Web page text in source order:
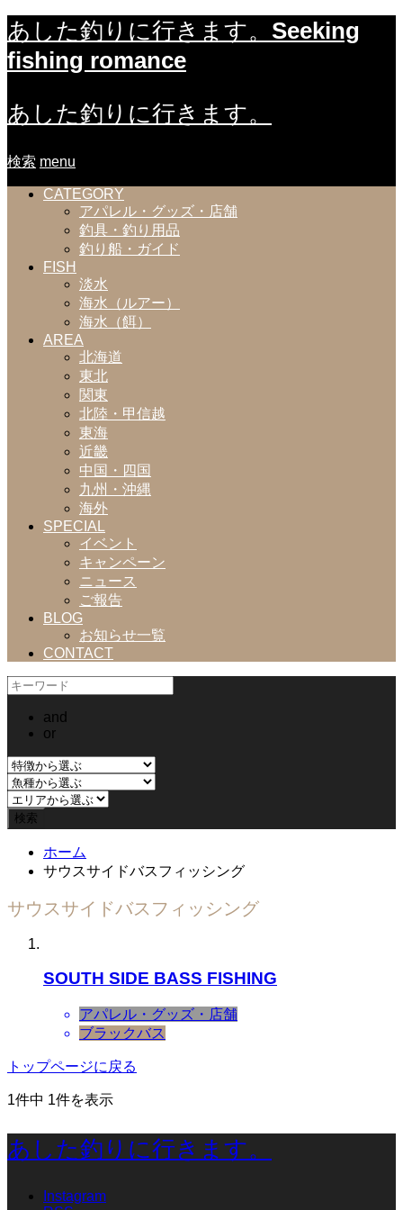
あした釣りに行きます。 Seeking
fishing romance
あした釣りに行きます。
検索 menu
CATEGORY
アパレル・グッズ・店舗
釣具・釣り用品
釣り船・ガイド
FISH
淡水
海水（ルアー）
海水（餌）
AREA
北海道
東北
関東
北陸・甲信越
東海
近畿
中国・四国
九州・沖縄
海外
SPECIAL
イベント
キャンペーン
ニュース
ご報告
BLOG
お知らせ一覧
CONTACT
and
or
ホーム
サウスサイドバスフィッシング
サウスサイドバスフィッシング
SOUTH SIDE BASS FISHING
アパレル・グッズ・店舗
ブラックバス
トップページに戻る
1件中 1件を表示
あした釣りに行きます。
Instagram